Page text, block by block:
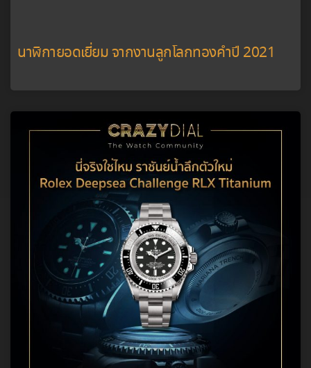
นาฬิกายอดเยี่ยม จากงานลูกโลกทองคำปี 2021